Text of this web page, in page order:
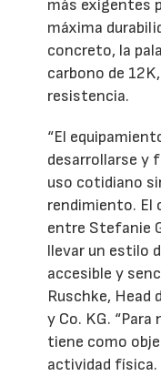
más exigentes
máxima
concreto, la
carbono de
resistencia.
“El
desarrollarse y
uso cotidiano
rendimiento. El
entre Stefanie
llevar un estilo
accesible y
Ruschke,
y Co. KG.
tiene como
actividad física.